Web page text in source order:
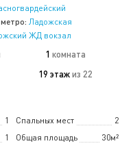
Ладожская
ЖД вокзал
1 комната
19 этажиз 22
1 Спальных мест
2
1 Общая площадь 30м²